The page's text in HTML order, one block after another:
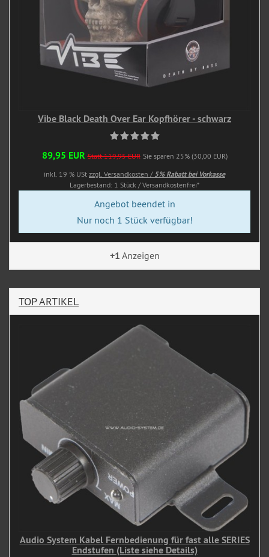
Vibe Black Death Over Ear Kopfhörer - schwarz
89,95 EUR Statt 119,95 EUR Sie sparen 25% (30,00 EUR)
inkl. 19 % USt zzgl. Versandkosten / 5% Rabatt bei Vorkasse
Lagerbestand: 1 Stück / Versandkostenfrei*
Angebot beendet in
Nur noch 1 Stück verfügbar!
+1 Anzeigen
TOP ARTIKEL
Audio System Kabel Fernbedienung für fast alle SERIES
Endstufen (Liste siehe Details)